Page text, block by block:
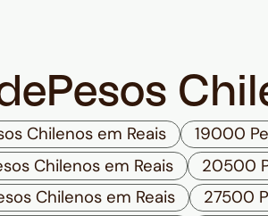
Pesos
Chilenos em Reais
19000
Chilenos em Reais
20500
Chilenos em Reais
27500